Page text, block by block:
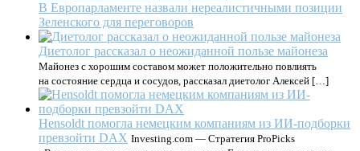
В Европарламенте назвали нереалистичными позиции
Зеленского для переговоров
Диетолог рассказал о неожиданной пользе майонеза
Майонез с хорошим составом может положительно повлиять
на состояние сердца и сосудов, рассказал диетолог Алексей […]
Hensoldt помогла немецким компаниям из ИИ-подборки
превзойти DAX Investing.com — Стратегия ProPicks